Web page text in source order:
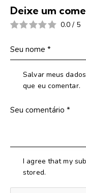
Deixe um
0.0 / 5
Salvar meus
que eu comentar.
I agree that my
stored.